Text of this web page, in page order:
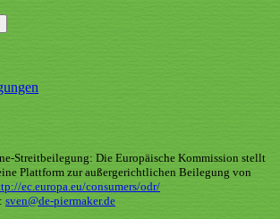
Streitbeilegung: Die Europäische Kommission stellt
Plattform zur außergerichtlichen Beilegung von
ec.europa.eu/consumers/odr/
sven@de-piermaker.de